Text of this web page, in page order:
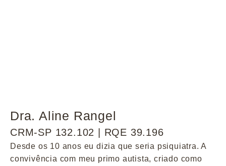
Dra. Aline Rangel
CRM-SP 132.102 | RQE 39.196
Desde os 10 anos eu dizia que seria psiquiatra. A
convivência com meu primo autista, criado como